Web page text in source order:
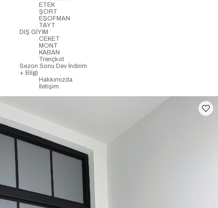
ETEK
ŞORT
EŞOFMAN
TAYT
DIŞ GİYİM
CEKET
MONT
KABAN
Trençkot
Sezon Sonu Dev İndirim
+ Bilgi
Hakkımızda
İletişim